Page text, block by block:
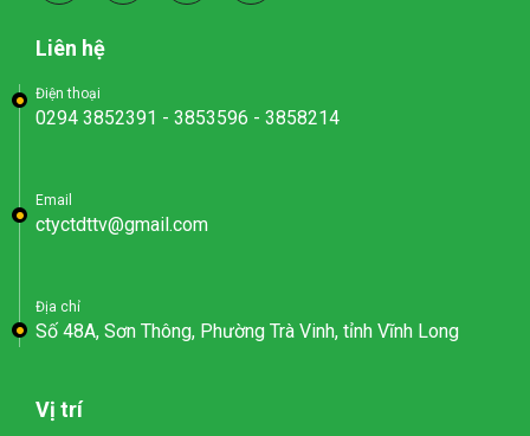
Liên hệ
Điện thoại
0294 3852391 - 3853596 - 3858214
Email
ctyctdttv@gmail.com
Địa chỉ
Số 48A, Sơn Thông, Phường Trà Vinh, tỉnh Vĩnh Long
Vị trí